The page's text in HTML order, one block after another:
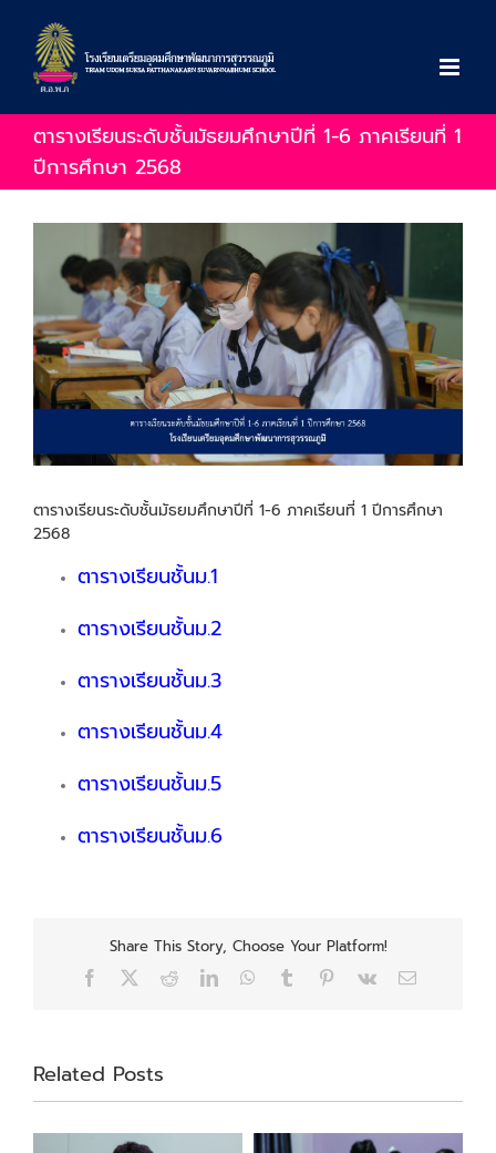
content
ตารางเรียนระดับชั้นมัธยมศึกษาปีที่ 1-6 ภาคเรียนที่ 1
ปีการศึกษา 2568
Image
ตารางเรียนระดับชั้นมัธยมศึกษาปีที่ 1-6 ภาคเรียนที่ 1 ปีการศึกษา
2568
ตารางเรียนชั้นม.1
ตารางเรียนชั้นม.2
ตารางเรียนชั้นม.3
ตารางเรียนชั้นม.4
ตารางเรียนชั้นม.5
ตารางเรียนชั้นม.6
Share This Story, Choose Your Platform!
Facebook RedditLinkedInWhatsApp
Tumblr Pinterest
Vk Email
Related Posts